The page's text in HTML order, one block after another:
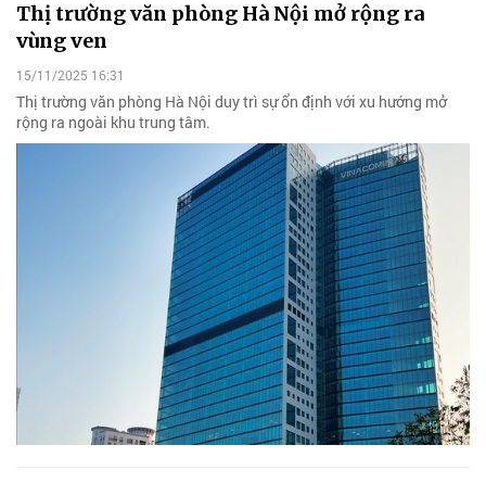
Thị trường văn phòng Hà Nội mở rộng ra
vùng ven
15/11/2025 16:31
Thị trường văn phòng Hà Nội duy trì sự ổn định với xu hướng mở
rộng ra ngoài khu trung tâm.